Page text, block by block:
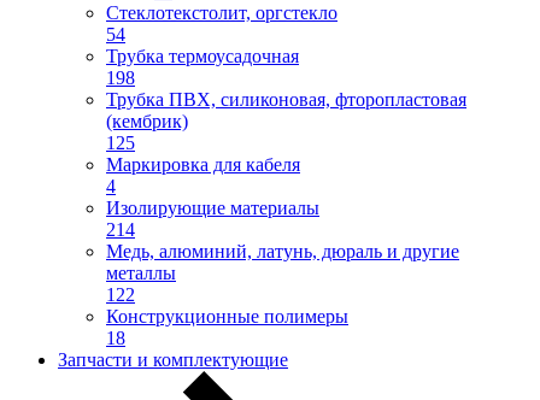
Стеклотекстолит, оргстекло
54
Трубка термоусадочная
198
Трубка ПВХ, силиконовая, фторопластовая
(кембрик)
125
Маркировка для кабеля
4
Изолирующие материалы
214
Медь, алюминий, латунь, дюраль и другие
металлы
122
Конструкционные полимеры
18
Запчасти и комплектующие